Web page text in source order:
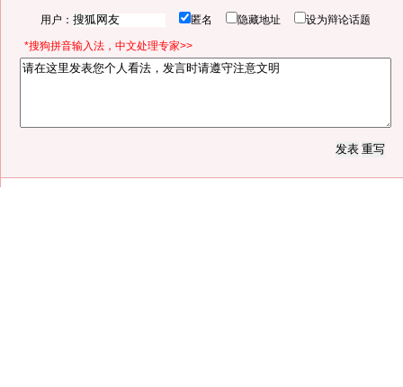
用户： 匿名 隐藏地址 设为辩论话题
*搜狗拼音输入法，中文处理专家>>